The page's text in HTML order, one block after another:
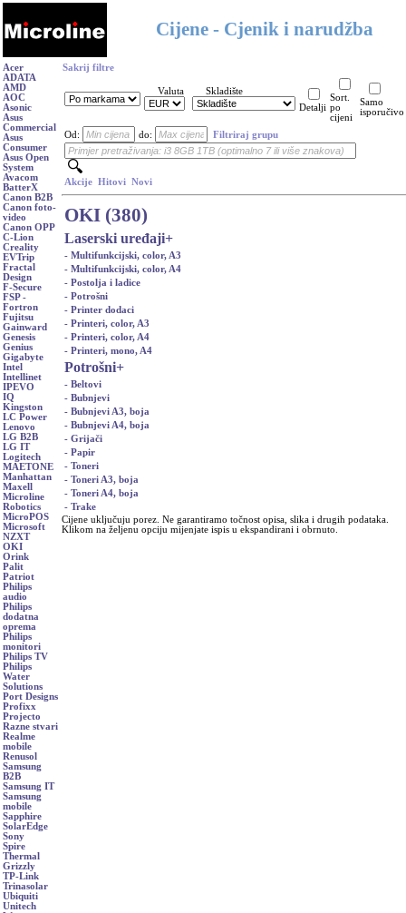
Cijene - Cjenik i narudžba
Acer
ADATA
AMD
AOC
Asonic
Asus
Commercial
Asus
Consumer
Asus Open
System
Avacom
BatterX
Canon B2B
Canon foto-
video
Canon OPP
C-Lion
Creality
EVTrip
Fractal
Design
F-Secure
FSP -
Fortron
Fujitsu
Gainward
Genesis
Genius
Gigabyte
Intel
Intellinet
IPEVO
IQ
Kingston
LC Power
Lenovo
LG B2B
LG IT
Logitech
MAETONE
Manhattan
Maxell
Microline
Robotics
MicroPOS
Microsoft
NZXT
OKI
Orink
Palit
Patriot
Philips
audio
Philips
dodatna
oprema
Philips
monitori
Philips TV
Philips
Water
Solutions
Port Designs
Profixx
Projecto
Razne stvari
Realme
mobile
Renusol
Samsung
B2B
Samsung IT
Samsung
mobile
Sapphire
SolarEdge
Sony
Spire
Thermal
Grizzly
TP-Link
Trinasolar
Ubiquiti
Unitech
Sakrij filtre
Valuta
Skladište
Detalji
Sort.
po
cijeni
Samo
isporučivo
Od: do: Filtriraj grupu
Akcije Hitovi Novi
OKI (380)
Laserski uređaji+
- Multifunkcijski, color, A3
- Multifunkcijski, color, A4
- Postolja i ladice
- Potrošni
- Printer dodaci
- Printeri, color, A3
- Printeri, color, A4
- Printeri, mono, A4
Potrošni+
- Beltovi
- Bubnjevi
- Bubnjevi A3, boja
- Bubnjevi A4, boja
- Grijači
- Papir
- Toneri
- Toneri A3, boja
- Toneri A4, boja
- Trake
Cijene uključuju porez. Ne garantiramo točnost opisa, slika i drugih podataka.
Klikom na željenu opciju mijenjate ispis u ekspandirani i obrnuto.